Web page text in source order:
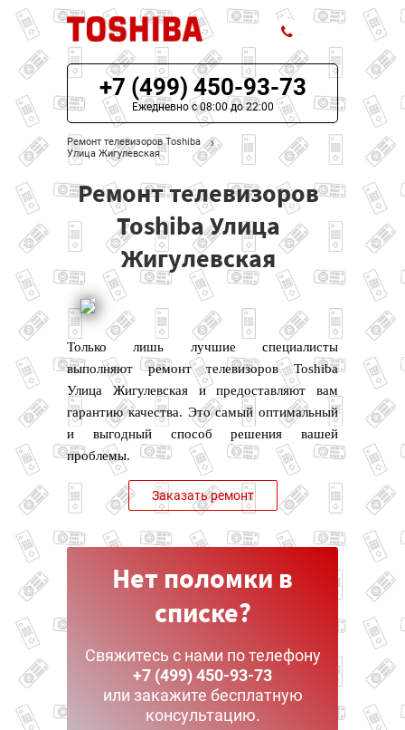
ЦЕНЫ НА РЕМОНТ
О СЕРВИСЕ
МОДЕЛИ TOSHIBA
НАШИ КОНТАКТЫ
+7 (499) 450-93-73
Ежедневно с 08:00 до 22:00
Ремонт телевизоров Toshiba
Улица Жигулевская
Ремонт телевизоров
Toshiba Улица
Жигулевская
Только лишь лучшие специалисты
выполняют ремонт телевизоров Toshiba
Улица Жигулевская и предоставляют вам
гарантию качества. Это самый оптимальный
и выгодный способ решения вашей
проблемы.
Заказать ремонт
Нет поломки в
списке?
Свяжитесь с нами по телефону
+7 (499) 450-93-73
или закажите бесплатную
консультацию.